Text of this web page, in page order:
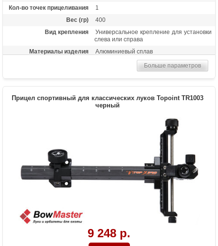
Кол-во точек прицеливания
1
Вес (гр)
400
Вид крепления
Универсальное крепление для установки
слева или справа
Материалы изделия
Алюминиевый сплав
Спортивный прицел среднего уровня для
крепление к луку, скоп с линзой 0,5х
Больше параметров
Прицел спортивный для классических луков Topoint TR1003
черный
9 248 р.